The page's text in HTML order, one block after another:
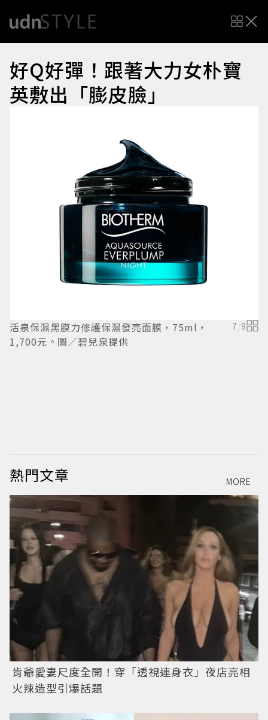
好Q好彈！跟著大力女朴寶
英敷出「膨皮臉」
活泉保濕黑膜力修護保濕發亮面膜，75ml，
1,700元。圖／碧兒泉提供
7 /9
熱門文章 MORE
肯爺愛妻尺度全開！穿「透視連身衣」夜店亮相
火辣造型引爆話題